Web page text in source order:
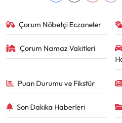
Çorum Nöbetçi Eczaneler
Çorum Namaz Vakitleri
Puan Durumu ve Fikstür
Son Dakika Haberleri